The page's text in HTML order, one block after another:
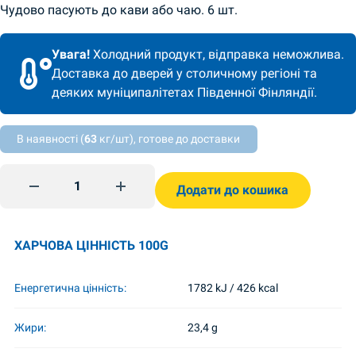
Чудово пасують до кави або чаю. 6 шт.
Увага! Холодний продукт, відправка неможлива.
Доставка до дверей у столичному регіоні та
деяких муніципалітетах Південної Фінляндії.
В наявності (63 кг/шт), готове до доставки
Заварні тістечка 360г BKK quantity
Додати до кошика
ХАРЧОВА ЦІННІСТЬ 100G
Енергетична цінність: 1782 kJ / 426 kcal
Жири: 23,4 g